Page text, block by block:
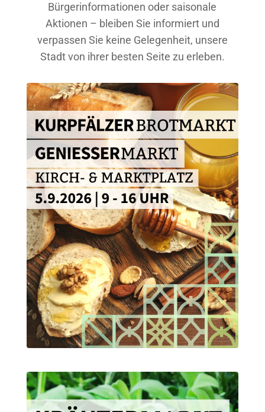
Bürgerinformationen oder saisonale
Aktionen – bleiben Sie informiert und
verpassen Sie keine Gelegenheit, unsere
Stadt von ihrer besten Seite zu erleben.